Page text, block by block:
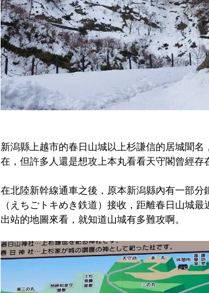
新潟縣上越市的春日山城以上杉謙信的居城聞
在，但許多人還是想攻上本丸看看天守閣曾經存
在北陸新幹線通車之後，原本新潟縣內有一部
（えちごトキめき鉄道）接收，距離春日山城
出站的地圖來看，就知道山城有多難攻啊。